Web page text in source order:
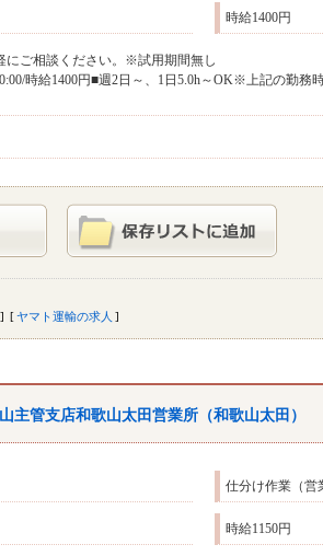
時給1400円
にご相談ください。※試用期間無し
時給1400円■週2日～、1日5.0h～OK※上記の勤
ヤマト運輸の求人
主管支店和歌山太田営業所（和歌山太田）
仕分け作業（営
時給1150円